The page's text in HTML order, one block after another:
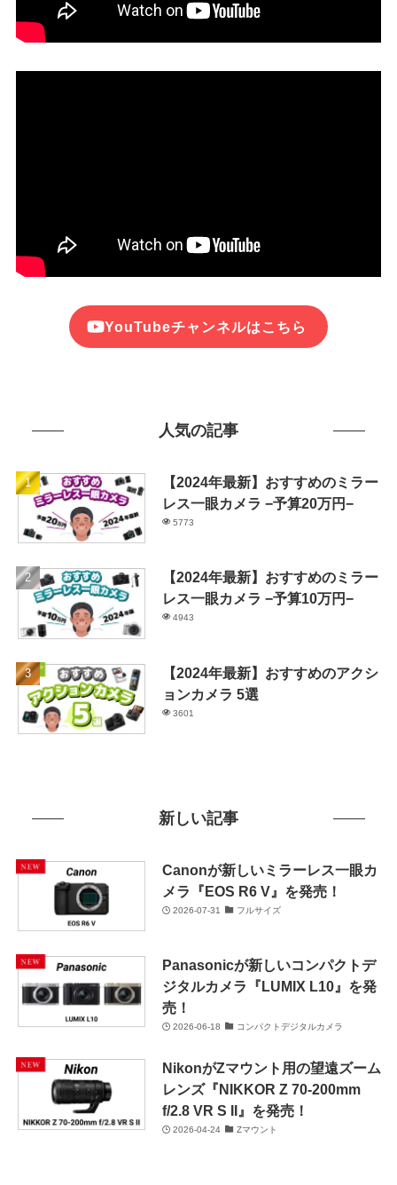
YouTubeチャンネルはこちら
人気の記事
【2024年最新】おすすめのミラー
レス一眼カメラ −予算20万円−
5773
【2024年最新】おすすめのミラー
レス一眼カメラ −予算10万円−
4943
【2024年最新】おすすめのアクシ
ョンカメラ 5選
3601
新しい記事
Canonが新しいミラーレス一眼カ
メラ『EOS R6 V』を発売！
2026-07-31 フルサイズ
Panasonicが新しいコンパクトデ
ジタルカメラ『LUMIX L10』を発
売！
2026-06-18 コンパクトデジタルカメラ
NikonがZマウント用の望遠ズーム
レンズ『NIKKOR Z 70-200mm
f/2.8 VR S II』を発売！
2026-04-24 Zマウント